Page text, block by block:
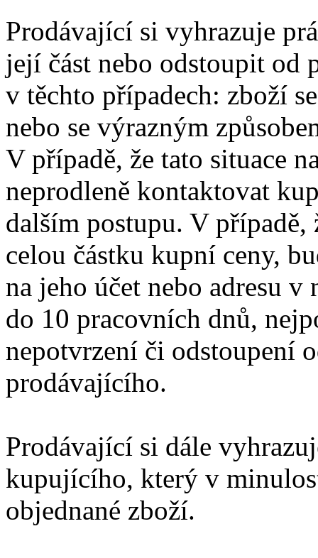
Prodávající si vyhrazuje
její část nebo odstoupit od
v těchto případech: zboží
nebo se výrazným
V případě, že tato situace
neprodleně kontaktovat
dalším postupu. V
celou částku kupní ceny,
na jeho účet nebo adresu
do 10 pracovních dnů,
nepotvrzení či odstoupení
prodávajícího.
Prodávající si dále
kupujícího, který v
objednané zboží.